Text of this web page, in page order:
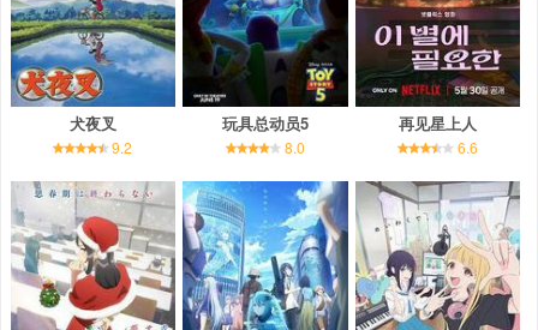
犬夜叉
9.2
玩具总动员5
8.0
再见星上人
6.6